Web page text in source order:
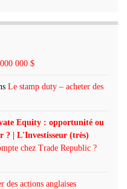
000 $
Le stamp duty – acheter des
Equity : opportunité ou
? | L'Investisseur (très)
chez Trade Republic ?
des actions anglaises